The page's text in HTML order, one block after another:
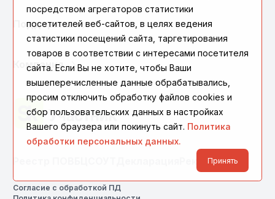
Поддержка
Компания
Реквизиты
Согласие с обработкой ПД
посредством агрегаторов статистики
посетителей веб-сайтов, в целях ведения
статистики посещений сайта, таргетирования
товаров в соответствии с интересами посетителя
сайта. Если Вы не хотите, чтобы Ваши
вышеперечисленные данные обрабатывались,
просим отключить обработку файлов cookies и
сбор пользовательских данных в настройках
Вашего браузера или покинуть сайт. Политика
обработки персональных данных.
Принять